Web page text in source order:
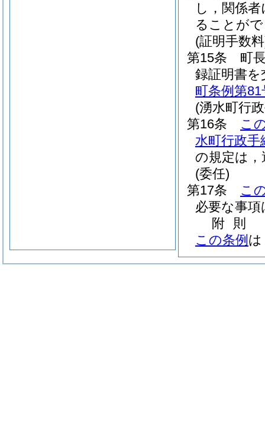
し，関係
ることが
(証明手数
第15条
町
録証明書
町条例第81
(湧水町行
第16条
こ
水町行政手
の規定は
(委任)
第17条
こ
必要な事
附 則
この条例 は